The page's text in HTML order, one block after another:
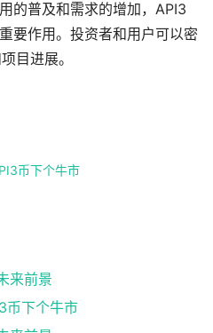
的普及和需求的增加，API3
要作用。投资者和用户可以密
目进展。
币下个牛市
来前景
币下个牛市